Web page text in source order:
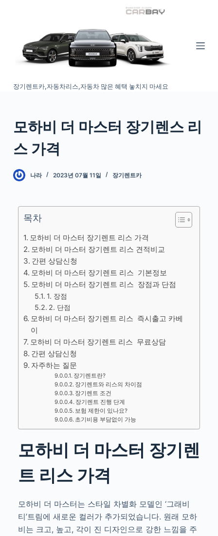
c장기렌트카,자동차리스,자동차 많은 혜택 놓치지 마세요
모하비 더 마스터 장기렌스 리
스 가격
나라 2023년 07월 11일 장기렌트카
목차
모하비 더 마스터 장기렌트 리스 가격
모하비 더 마스터 장기렌트 리스 견적비교
간편 상담신청
모하비 더 마스터 장기렌트 리스 기본정보
모하비 더 마스터 장기렌트 리스 장점과 단점
1. 장점
2. 단점
모하비 더 마스터 장기렌트 리스 즉시출고 카베
이
모하비 더 마스터 장기렌트 리스 무료상담
간편 상담신청
자주하는 질문
장기렌트란?
장기렌트와 리스의 차이점
장기렌트 조건
장기렌트 진행 단계
보험 제한이 있나요?
초기비용 부담없이 가능
모하비 더 마스터 장기렌
트 리스 가격
모하비 더 마스터는 스타일 차별화 모델인 ‘그래비
티’트림에 새로운 컬러가 추가되었습니다. 원래 모하
비는 크고, 높고, 각이 진 디자인으로 강한 느낌을 주